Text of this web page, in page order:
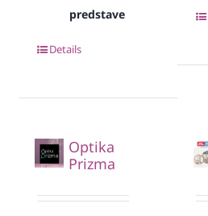
predstave
Details
Optika
Prizma